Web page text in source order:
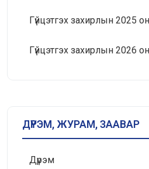
Гүйцэтгэх захирлын 2025
Гүйцэтгэх захирлын 2026
ДҮРЭМ, ЖУРАМ, ЗААВАР
Дүрэм